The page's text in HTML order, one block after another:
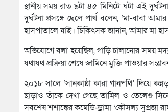
স্থানীয় সময় রাত ৯টা ৪৫ মিনিটে ঘটা এই
দুর্ঘটনা প্রসঙ্গে ছেলে পার্থ বলেন, ‘মা-বাবা
হাসপাতালে যাই। চিকিৎসক জানান, আমার মা
অভিযোগে বলা হয়েছিল, গাড়ি চালানোর সময়
যথাযথ প্রক্রিয়া শেষে জামিনে মুক্তি পাওয়ার
২০১৮ সালে ‘সানকাষ্ঠা কারা গানপথি’ দিয়ে
ছাড়াও তাঁকে দেখা গেছে তামিল ও তেলেগু
সবশেষ শশাঙ্কের কমেডি-ড্রামা ‘কৌসল্য সুপ্রজা